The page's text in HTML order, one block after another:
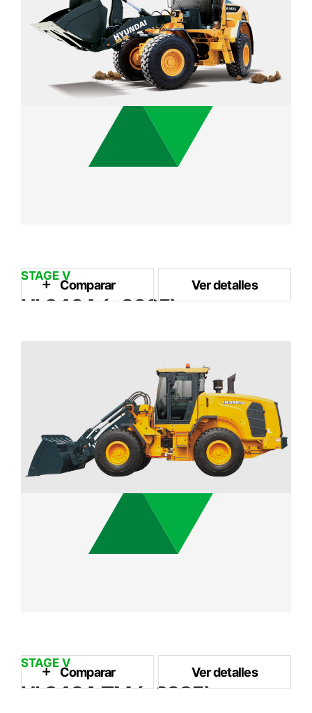
Peso Operativo 10.3 ton
STAGE V
HL940A (~2025)
115 kW / 2,200 rpm
13.4 ton
Comparar Ver detalles
STAGE V
HL940A TM (~2025)
Comparar Ver detalles